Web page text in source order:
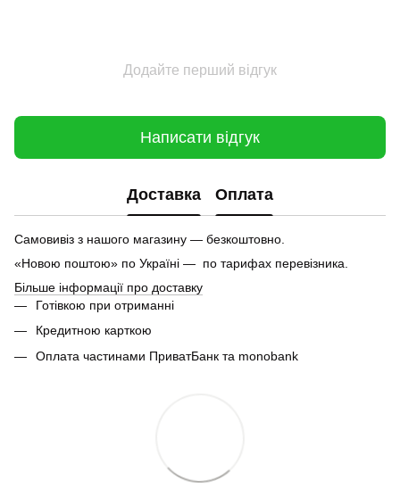
Додайте перший відгук
Написати відгук
Доставка Оплата
Самовивіз з нашого магазину — безкоштовно.
«Новою поштою» по Україні — по тарифах перевізника.
Більше інформації про доставку
Готівкою при отриманні
Кредитною карткою
Оплата частинами ПриватБанк та monobank